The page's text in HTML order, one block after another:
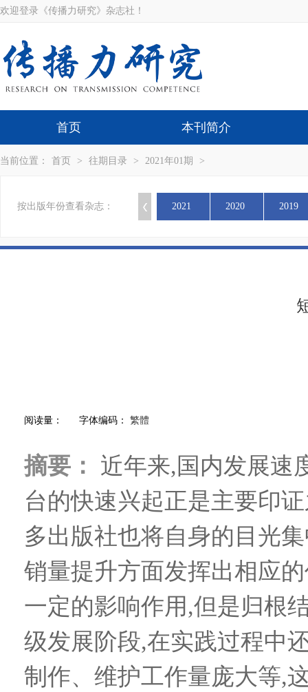
欢迎登录《传播力研究》杂志社！
首页 本刊简介
当前位置： 首页 > 往期目录 > 2021年01期 >
按出版年份查看杂志： 2021 2020 2019
阅读量： 字体编码： 繁體
摘要：
近年来,国内发展速
台的快速兴起正是主要印
多出版社也将自身的目光
销量提升方面发挥出相应
一定的影响作用,但是归根
级发展阶段,在实践过程中
制作、维护工作量庞大等,